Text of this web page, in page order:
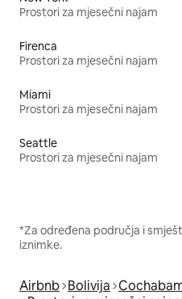
Prostori za mjesečni najam
Firenca
Prostori za mjesečni najam
Miami
Prostori za mjesečni najam
Seattle
Prostori za mjesečni najam
*Za određena područja i
iznimke.
Airbnb Bolivija